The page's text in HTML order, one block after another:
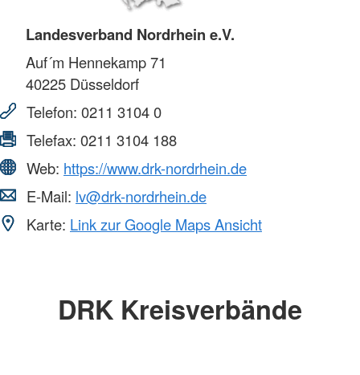
Landesverband Nordrhein e.V.
Auf´m Hennekamp 71
40225 Düsseldorf
Telefon: 0211 3104 0
Telefax: 0211 3104 188
Web: https://www.drk-nordrhein.de
E-Mail: lv@drk-nordrhein.de
Karte: Link zur Google Maps Ansicht
DRK Kreisverbände